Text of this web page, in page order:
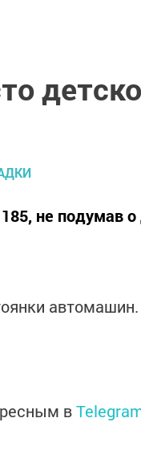
не подумав о
в